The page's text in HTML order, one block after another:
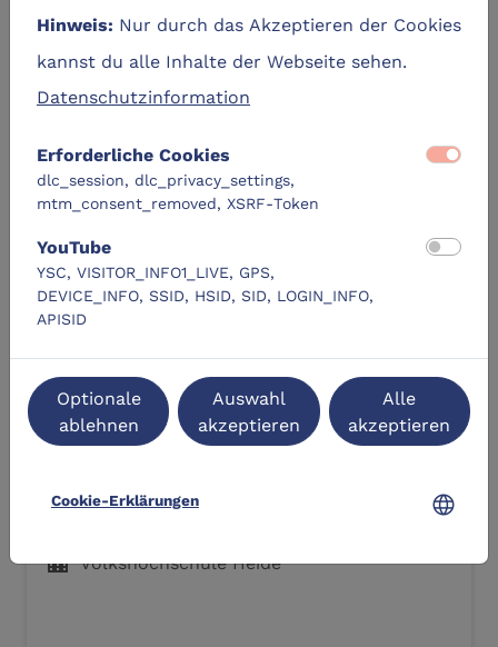
Hinweis: Nur durch das Akzeptieren der Cookies
kannst du alle Inhalte der Webseite sehen.
Datenschutzinformation
Erforderliche Cookies
dlc_session, dlc_privacy_settings,
mtm_consent_removed, XSRF-Token
YouTube
YSC, VISITOR_INFO1_LIVE, GPS,
DEVICE_INFO, SSID, HSID, SID, LOGIN_INFO,
APISID
Optionale
ablehnen
Auswahl
akzeptieren
Alle
akzeptieren
Cookie-Erklärungen language
Termine
Ähnliche Lernangebote
DLC-Original
3D-Druck: Eigene Modelle designen
location_city Volkshochschule Heide